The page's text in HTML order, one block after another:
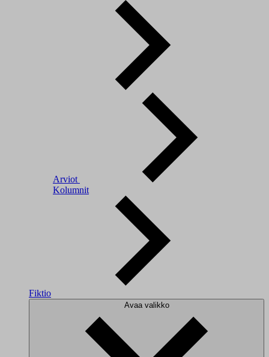
Arviot
Kolumnit
Fiktio
Avaa valikko